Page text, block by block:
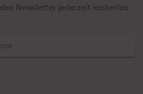
Newsletter jederzeit kostenlos